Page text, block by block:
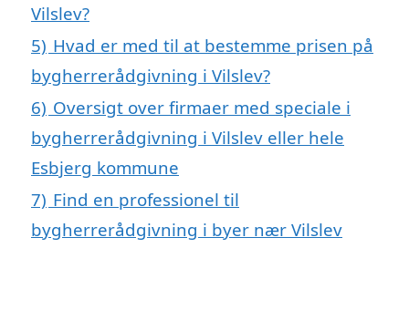
Vilslev?
5) Hvad er med til at bestemme prisen på
bygherrerådgivning i Vilslev?
6) Oversigt over firmaer med speciale i
bygherrerådgivning i Vilslev eller hele
Esbjerg kommune
7) Find en professionel til
bygherrerådgivning i byer nær Vilslev